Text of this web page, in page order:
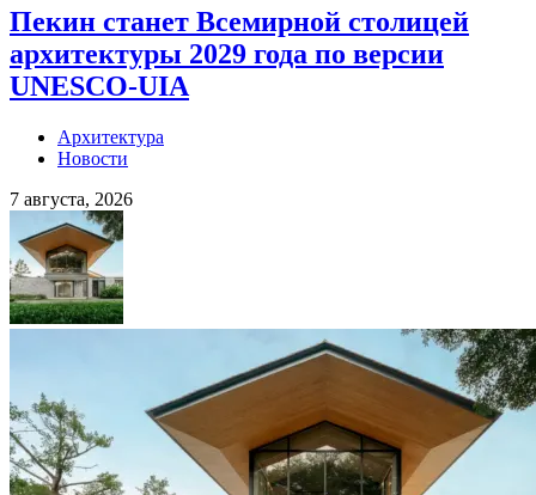
Пекин станет Всемирной столицей
архитектуры 2029 года по версии
UNESCO-UIA
Архитектура
Новости
7 августа, 2026